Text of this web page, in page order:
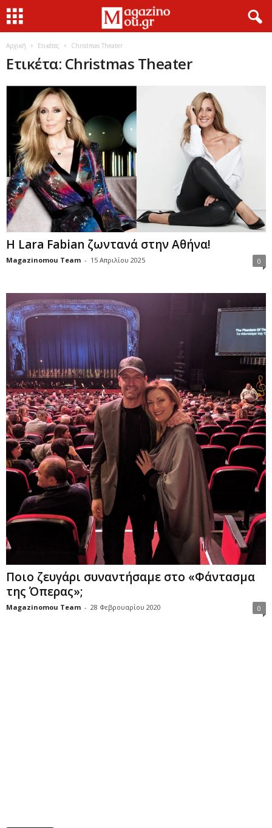
Αρχική Ετικέτες Christmas Theater
Ετικέτα: Christmas Theater
Η Lara Fabian ζωντανά στην Αθήνα!
Magazinomou Team - 15 Απριλίου 2025 0
Ποιο ζευγάρι συναντήσαμε στο «Φάντασμα
της Όπερας»;
Magazinomou Team - 28 Φεβρουαρίου 2020 0